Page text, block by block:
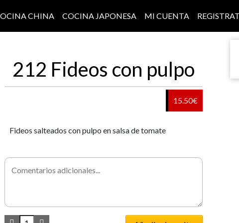
CHINA COCINA JAPONESA MI CUENTA
212 Fideos con pulpo
15.50€
Fideos salteados con pulpo en salsa de tomate